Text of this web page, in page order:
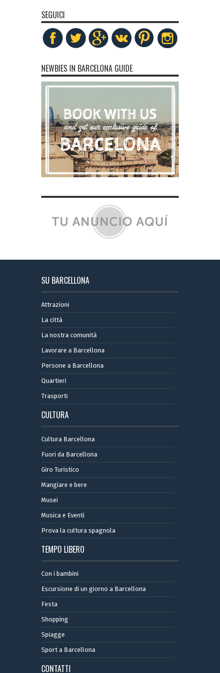
SEGUICI
NEWBIES IN BARCELONA GUIDE
SU BARCELLONA
Attrazioni
La città
La nostra comunità
Lavorare a Barcellona
Persone a Barcellona
Quartieri
Trasporti
CULTURA
Cultura Barcellona
Fuori da Barcellona
Giro Turistico
Mangiare e bere
Musei
Musica e Eventi
Prova la cultura spagnola
TEMPO LIBERO
Con i bambini
Escursione di un giorno a Barcellona
Festa
Shopping
Spiagge
Sport a Barcellona
CONTATTI